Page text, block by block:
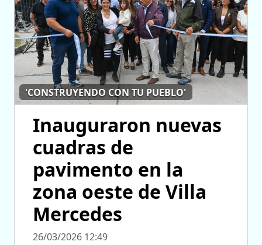
'CONSTRUYENDO CON TU PUEBLO'
Inauguraron nuevas
cuadras de
pavimento en la
zona oeste de Villa
Mercedes
26/03/2026 12:49